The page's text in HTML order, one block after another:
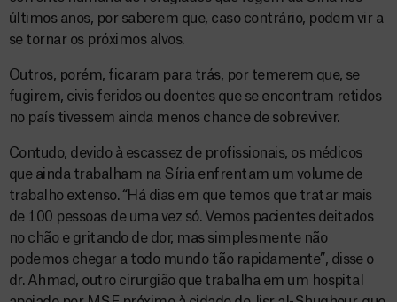
últimos anos, por saberem que, caso contrário, podem vir a
se tornar os próximos alvos.
Outros, porém, ficaram para trás, por temerem que, se
fugirem, civis feridos ou doentes que se encontram retidos
no país tivessem ainda menos chance de sobreviver.
Contudo, devido à escassez de profissionais, os médicos
que ainda trabalham na Síria enfrentam um volume de
trabalho extenso. “Há dias em que temos que tratar mais
de 100 pessoas de uma vez só. Vemos pacientes deitados
no chão e gritando de dor, mas simplesmente não
podemos chegar a todo mundo tão rapidamente”, disse o
dr. Ahmad, outro cirurgião que trabalha em um hospital